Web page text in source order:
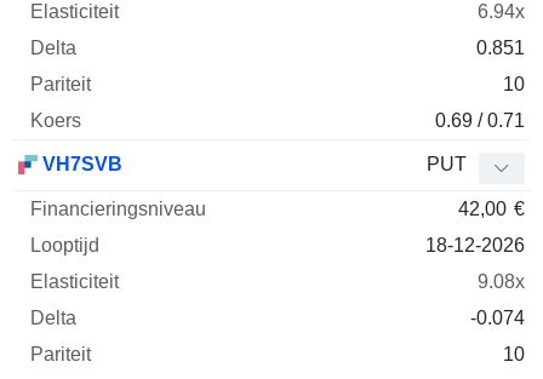
6.94x
0.851
10
0.69 / 0.71
VH7SVB PUT
42,00 €
18-12-2026
9.08x
-0.074
10